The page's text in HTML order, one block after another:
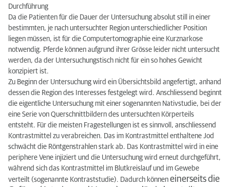
Durchführung
Da die Patienten für die Dauer der Untersuchung absolut still in einer
bestimmten, je nach untersuchter Region unterschiedlicher Position
liegen müssen, ist für die Computertomographie eine Kurznarkose
notwendig. Pferde können aufgrund ihrer Grösse leider nicht untersucht
werden, da der Untersuchungstisch nicht für ein so hohes Gewicht
konzipiert ist.
Zu Beginn der Untersuchung wird ein Übersichtsbild angefertigt, anhand
dessen die Region des Interesses festgelegt wird. Anschliessend beginnt
die eigentliche Untersuchung mit einer sogenannten Nativstudie, bei der
eine Serie von Querschnittbildern des untersuchten Körperteils
entsteht. Für die meisten Fragestellungen ist es sinnvoll, anschliessend
Kontrastmittel zu verabreichen. Das im Kontrastmittel enthaltene Jod
schwächt die Röntgenstrahlen stark ab. Das Kontrastmittel wird in eine
periphere Vene injiziert und die Untersuchung wird erneut durchgeführt,
während sich das Kontrastmittel im Blutkreislauf und im Gewebe
verteilt (sogenannte Kontraststudie). Dadurch können einerseits die